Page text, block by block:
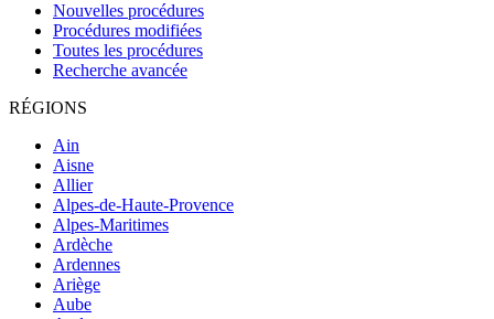
Nouvelles procédures
Procédures modifiées
Toutes les procédures
Recherche avancée
RÉGIONS
Ain
Aisne
Allier
Alpes-de-Haute-Provence
Alpes-Maritimes
Ardèche
Ardennes
Ariège
Aube